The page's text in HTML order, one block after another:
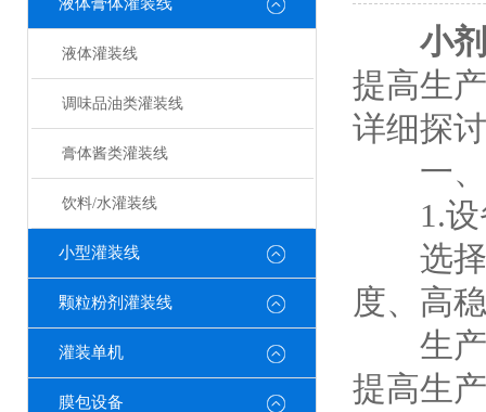
液体灌装线
调味品油类灌装线
膏体酱类灌装线
饮料/水灌装线
小型灌装线
颗粒粉剂灌装线
灌装单机
膜包设备
小
提高生
详细探
一、
1.设
选择
度、高
生产
提高生